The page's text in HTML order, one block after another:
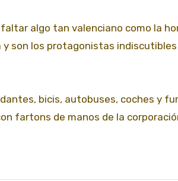
algo tan valenciano como la
son los protagonistas
bicis, autobuses, coches y
fartons de manos de la